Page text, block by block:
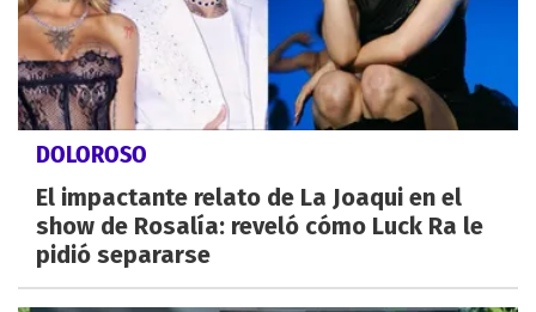
DOLOROSO
El impactante relato de La Joaqui en el
show de Rosalía: reveló cómo Luck Ra le
pidió separarse